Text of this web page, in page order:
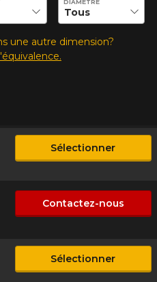
DIAMÈTRE
une autre dimension?
Sélectionner
Contactez-nous
Sélectionner
vous devez vérifier